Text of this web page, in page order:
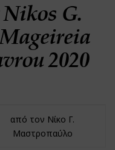
G.
2020
από τον Νίκο Γ.
Μαστροπαύλο